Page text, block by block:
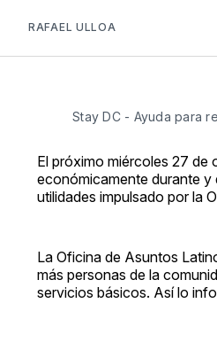
RAFAEL ULLOA
Stay DC - Ayuda para
El próximo miércoles 27 de
económicamente durante y
utilidades impulsado por la
La Oficina de Asuntos
más personas de la
servicios básicos. Así lo